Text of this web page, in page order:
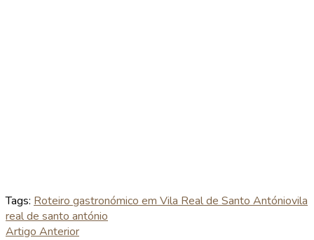
Tags: Roteiro gastronómico em Vila Real de Santo Antóniovila
real de santo antónio
Artigo Anterior